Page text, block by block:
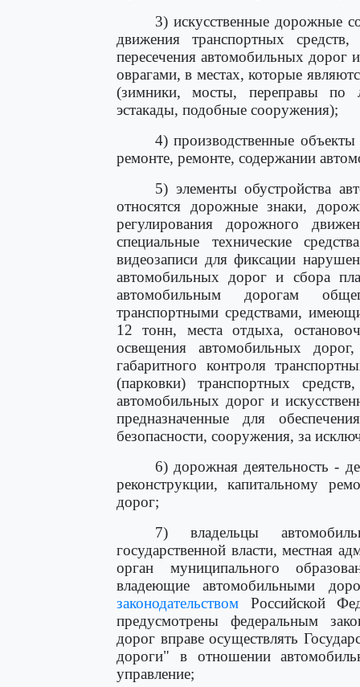
3) искусственные дорожные
движения транспортных
пересечения автомобильных
оврагами, в местах, которые
(зимники, мосты, переправы по
эстакады, подобные сооружения);
4) производственные
ремонте, ремонте, содержании
5) элементы обустройства
относятся дорожные знаки,
регулирования дорожного
специальные технические
видеозаписи для фиксации
автомобильных дорог и сбора
автомобильным дорогам
транспортными средствами,
12 тонн, места отдыха,
освещения автомобильных
габаритного контроля
(парковки) транспортных
автомобильных дорог и
предназначенные для
безопасности, сооружения, за
6) дорожная деятельность -
реконструкции, капитальному
дорог;
7) владельцы
государственной власти, местная
орган муниципального
владеющие автомобильными
законодательством Российской
предусмотрены федеральным
дорог вправе осуществлять
дороги" в отношении
управление;